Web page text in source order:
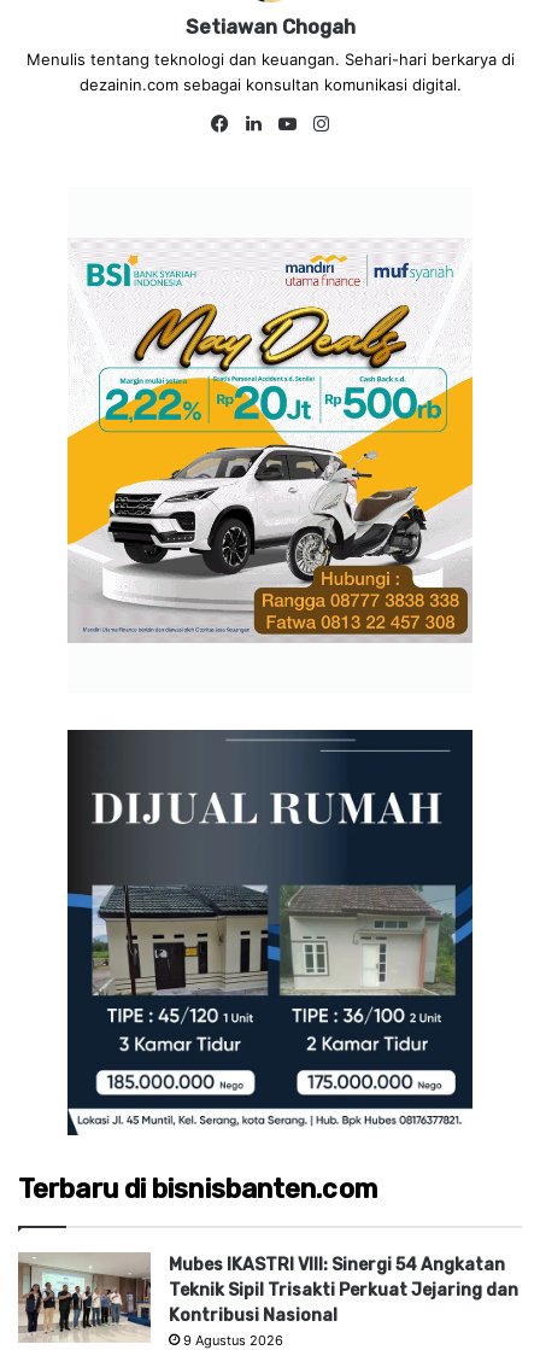
Setiawan Chogah
Menulis tentang teknologi dan keuangan. Sehari-hari berkarya di
dezainin.com sebagai konsultan komunikasi digital.
Fa
Lin
Yo
Terbaru di bisnisbanten.com
Mubes IKASTRI VIII: Sinergi 54 Angkatan
Teknik Sipil Trisakti Perkuat Jejaring dan
Kontribusi Nasional
9 Agustus 2026